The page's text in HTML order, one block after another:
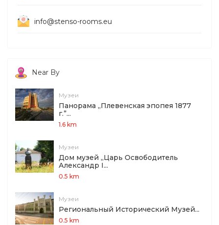
info@stenso-rooms.eu
Near By
Музеи
Панорама „Плевенская эпопея 1877
г.”...
1.6 km
Музеи
Дом музей „Царь Освободитель
Александр І...
0.5 km
Музеи
Региональный Исторический Музей...
0.5 km